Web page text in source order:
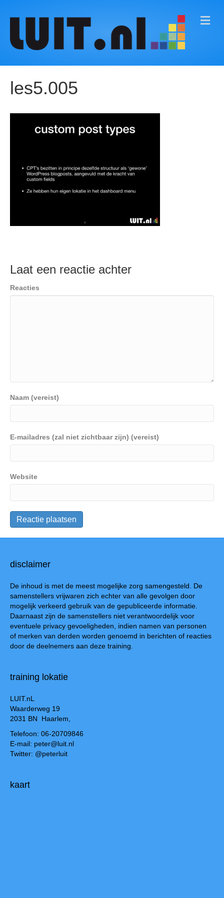
M
E
les5.005
Laat een reactie achter
Reacties
Naam (vereist)
E-mailadres (zal niet zichtbaar zijn) (vereist)
Website
disclaimer
De inhoud is met de meest mogelijke zorg samengesteld. De
samenstellers vrijwaren zich echter van alle gevolgen door
mogelijk verkeerd gebruik van de gepubliceerde informatie.
Daarnaast zijn de samenstellers niet verantwoordelijk voor
eventuele privacy gevoeligheden, indien namen van personen
of merken van derden worden genoemd in berichten of reacties
door de deelnemers aan deze training.
training lokatie
LUIT.nL
Waarderweg 19
2031 BN Haarlem,
Telefoon: 06-20709846
E-mail: peter@luit.nl
Twitter: @peterluit
kaart